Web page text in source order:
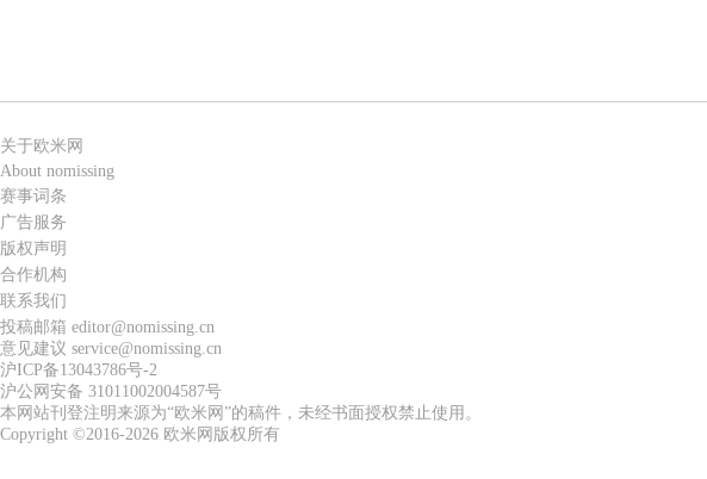
关于欧米网
About nomissing
赛事词条
广告服务
版权声明
合作机构
联系我们
投稿邮箱 editor@nomissing.cn
意见建议 service@nomissing.cn
沪ICP备13043786号-2
沪公网安备 31011002004587号
本网站刊登注明来源为“欧米网”的稿件，未经书面授权禁止使用。
Copyright ©2016-2026 欧米网版权所有